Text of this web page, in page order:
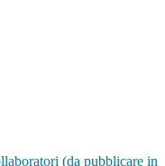
(da pubblicare in